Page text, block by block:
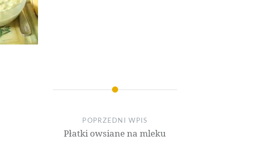
POPRZEDNI WPIS
Płatki owsiane na mleku